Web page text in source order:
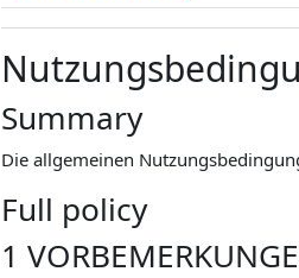
Summary
Die allgemeinen
Full policy
1